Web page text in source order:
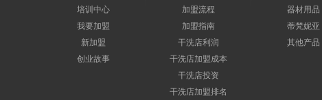
培训中心
我要加盟
新加盟
创业故事
加盟流程
加盟指南
干洗店利润
干洗店加盟成本
干洗店投资
干洗店加盟排名
器材用品
蒂梵妮亚
其他产品